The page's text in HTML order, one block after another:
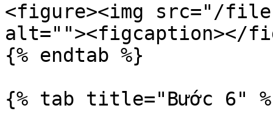
<figure><img src="/files/
alt=""><figcaption></
{% endtab %}
{% tab title="Bước 6"